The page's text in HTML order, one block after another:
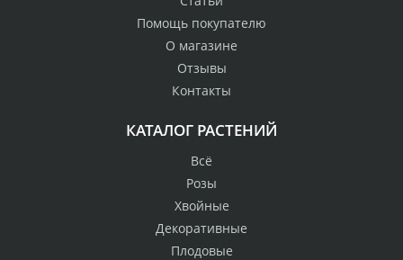
Помощь покупателю
О магазине
Отзывы
Контакты
КАТАЛОГ РАСТЕНИЙ
Всё
Розы
Хвойные
Декоративные
Плодовые